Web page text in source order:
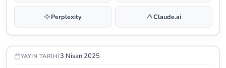
Perplexity Claude.ai
YAYIN TARIHI3 Nisan 2025